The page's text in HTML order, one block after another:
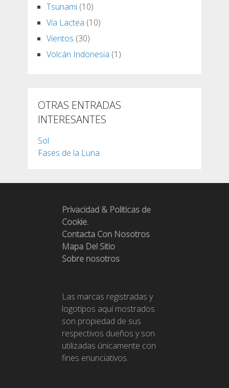
Tsunami(10)
Vía Lactea (10)
Vientos (30)
Volcán Indonesia (1)
OTRAS ENTRADAS
INTERESANTES
Sol
Fases de la Luna
Privacidad & Politicas de
Cookie.
Contacta Con Nosotros
Mapa Del Sitio
Sobre nosotros
Las marcas registradas y
logotipos aquí mostrados
son propiedad de sus
respectivos dueños y son
utilizadas únicamente con
fines enunciativos.